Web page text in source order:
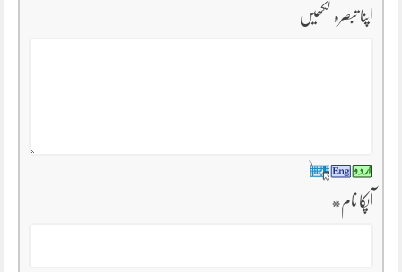
اپنا تبصرہ لکھیں
آپکا نام*